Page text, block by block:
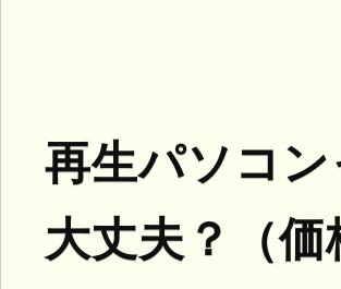
再生パソコン
大丈夫？（価